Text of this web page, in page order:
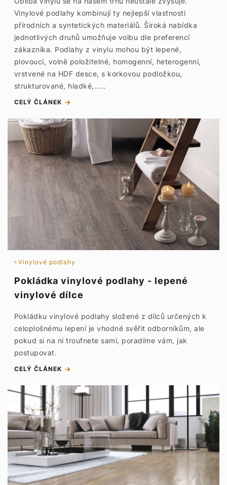
Vinylové podlahy kombinují ty nejlepší vlastnosti
přírodních a syntetických materiálů. Široká nabídka
jednotlivých druhů umožňuje volbu dle preferencí
zákazníka. Podlahy z vinylu mohou být lepené,
plovoucí, volně položitelné, homogenní, heterogenní,
vrstvené na HDF desce, s korkovou podložkou,
strukturované, hladké,.....
CELÝ ČLÁNEK
Vinylové podlahy
Pokládka vinylové podlahy - lepené
vinylové dílce
Pokládku vinylové podlahy složené z dílců určených k
celoplošnému lepení je vhodné svěřit odborníkům, ale
pokud si na ni troufnete sami, poradíme vám, jak
postupovat.
CELÝ ČLÁNEK